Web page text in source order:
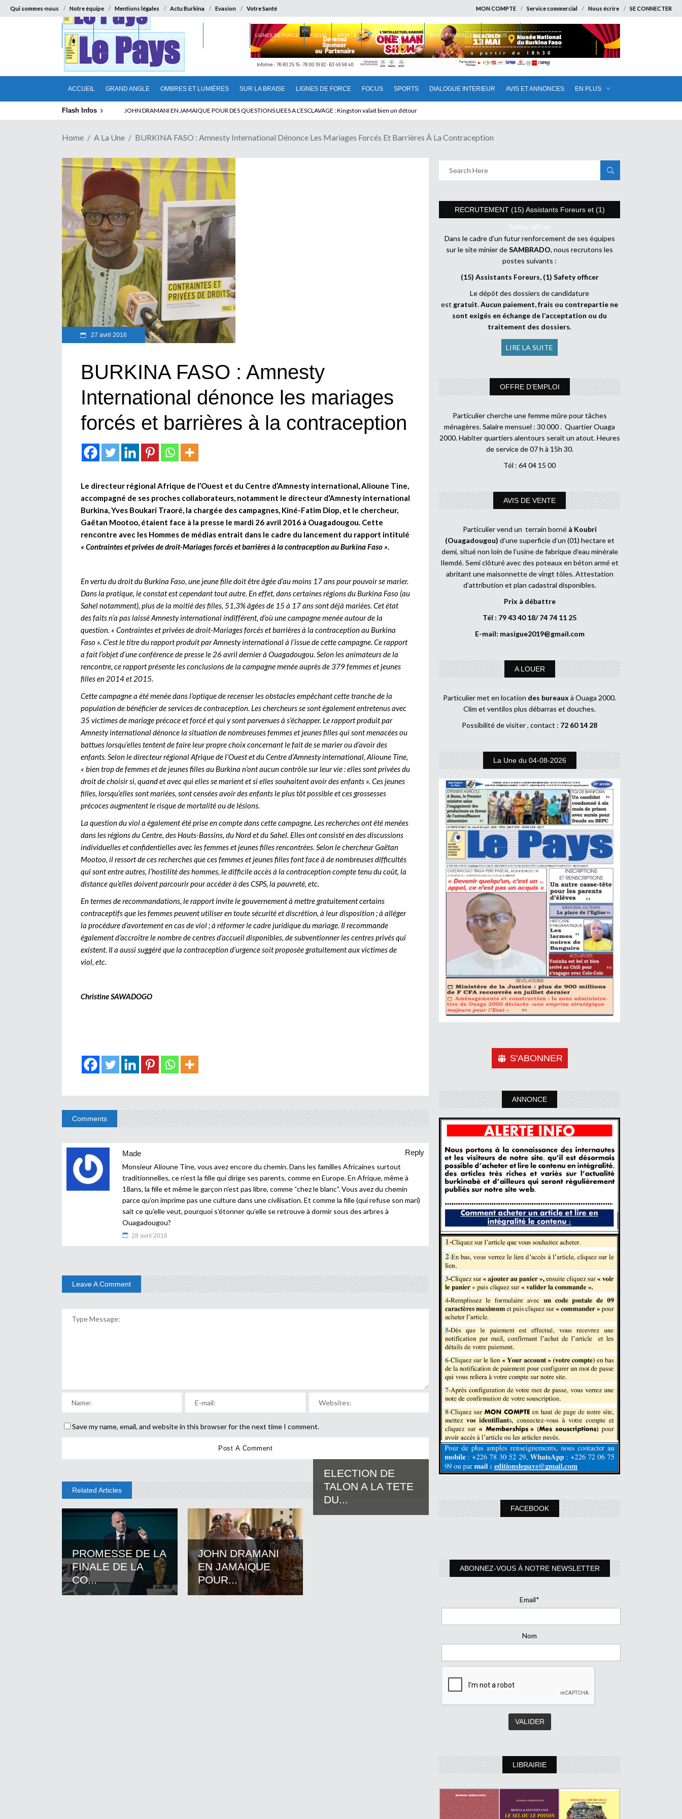
Qui sommes-nous Notre équipe Mentions légales Actu Burkina Evasion Votre Santé MON COMPTE Service commercial Nous écrire SE CONNECTER
ACCUEIL GRAND ANGLE OMBRES ET LUMIÈRES SUR LA BRAISE LIGNES DE FORCE FOCUS SPORTS DIALOGUE INTERIEUR AVIS ET ANNONCES EN PLUS
ACCUEIL GRAND ANGLE OMBRES ET LUMIÈRES LIGNES DE FORCE FOCUS SPORTS DIALOGUE INTERIEUR AVIS ET ANNONCES EN PLUS
Flash Infos ELECTION DE TALON A LA TETE DU SENAT BENINOIS : Quand Patrice quitte le pouvoir sans partir !
Home A La Une BURKINA FASO : Amnesty International Dénonce Les Mariages Forcés Et Barrières À La Contraception
27 avril 2016
BURKINA FASO : Amnesty
International dénonce les mariages
forcés et barrières à la contraception
Le directeur régional Afrique de l’Ouest et du Centre d’Amnesty international, Alioune Tine,
accompagné de ses proches collaborateurs, notamment le directeur d’Amnesty international
Burkina, Yves Boukari Traoré, la chargée des campagnes, Kiné-Fatim Diop, et le chercheur,
Gaëtan Mootoo, étaient face à la presse le mardi 26 avril 2016 à Ouagadougou. Cette
rencontre avec les Hommes de médias entrait dans le cadre du lancement du rapport intitulé
« Contraintes et privées de droit-Mariages forcés et barrières à la contraception au Burkina Faso ».
En vertu du droit du Burkina Faso, une jeune fille doit être âgée d’au moins 17 ans pour pouvoir se marier.
Dans la pratique, le constat est cependant tout autre. En effet, dans certaines régions du Burkina Faso (au
Sahel notamment), plus de la moitié des filles, 51,3% âgées de 15 à 17 ans sont déjà mariées. Cet état
des faits n’a pas laissé Amnesty international indifférent, d’où une campagne menée autour de la
question. « Contraintes et privées de droit-Mariages forcés et barrières à la contraception au Burkina
Faso ». C’est le titre du rapport produit par Amnesty international à l’issue de cette campagne. Ce rapport
a fait l’objet d’une conférence de presse le 26 avril dernier à Ouagadougou. Selon les animateurs de la
rencontre, ce rapport présente les conclusions de la campagne menée auprès de 379 femmes et jeunes
filles en 2014 et 2015.
Cette campagne a été menée dans l’optique de recenser les obstacles empêchant cette tranche de la
population de bénéficier de services de contraception. Les chercheurs se sont également entretenus avec
35 victimes de mariage précoce et forcé et qui y sont parvenues à s’échapper. Le rapport produit par
Amnesty international dénonce la situation de nombreuses femmes et jeunes filles qui sont menacées ou
battues lorsqu’elles tentent de faire leur propre choix concernant le fait de se marier ou d’avoir des
enfants. Selon le directeur régional Afrique de l’Ouest et du Centre d’Amnesty international, Alioune Tine,
« bien trop de femmes et de jeunes filles au Burkina n’ont aucun contrôle sur leur vie : elles sont privées du
droit de choisir si, quand et avec qui elles se marient et si elles souhaitent avoir des enfants ». Ces jeunes
filles, lorsqu’elles sont mariées, sont censées avoir des enfants le plus tôt possible et ces grossesses
précoces augmentent le risque de mortalité ou de lésions.
La question du viol a également été prise en compte dans cette campagne. Les recherches ont été menées
dans les régions du Centre, des Hauts-Bassins, du Nord et du Sahel. Elles ont consisté en des discussions
individuelles et confidentielles avec les femmes et jeunes filles rencontrées. Selon le chercheur Gaëtan
Mootoo, il ressort de ces recherches que ces femmes et jeunes filles font face à de nombreuses difficultés
qui sont entre autres, l’hostilité des hommes, le difficile accès à la contraception compte tenu du coût, la
distance qu’elles doivent parcourir pour accéder à des CSPS, la pauvreté, etc.
En termes de recommandations, le rapport invite le gouvernement à mettre gratuitement certains
contraceptifs que les femmes peuvent utiliser en toute sécurité et discrétion, à leur disposition ; à alléger
la procédure d’avortement en cas de viol ; à réformer le cadre juridique du mariage. Il recommande
également d’accroître le nombre de centres d’accueil disponibles, de subventionner les centres privés qui
existent. Il a aussi suggéré que la contraception d’urgence soit proposée gratuitement aux victimes de
viol, etc.
Christine SAWADOGO
Comments
Made
Reply
Monsieur Alioune Tine, vous avez encore du chemin. Dans les familles Africaines surtout
traditionnelles, ce n’est la fille qui dirige ses parents, comme en Europe. En Afrique, même à
18ans, la fille et même le garçon n’est pas libre, comme “chez le blanc”. Vous avez du chemin
parce qu’on imprime pas une culture dans une civilisation. Et comme la fille (qui refuse son mari)
sait ce qu’elle veut, pourquoi s’étonner qu’elle se retrouve à dormir sous des arbres à
Ouagadougou?
28 avril 2016
Leave A Comment
Save my name, email, and website in this browser for the next time I comment.
Related Articles
PROMESSE DE LA
FINALE DE LA
CO...
JOHN DRAMANI
EN JAMAIQUE
POUR...
ELECTION DE
TALON A LA TETE
DU...
RECRUTEMENT (15) Assistants Foreurs et (1)
Safety officer
Dans le cadre d’un futur renforcement de ses équipes
sur le site minier deSAMBRADO, nous recrutons les
postes suivants :
(15) Assistants Foreurs, (1) Safety officer
Le dépôt des dossiers de candidature
est gratuit.Aucun paiement, frais ou contrepartie ne
sont exigés en échange de l’acceptation ou du
traitement des dossiers.
LIRE LA SUITE
OFFRE D’EMPLOI
Particulier cherche une femme mûre pour tâches
ménagères. Salaire mensuel : 30 000 . Quartier Ouaga
2000. Habiter quartiers alentours serait un atout. Heures
de service de 07 h à 15h 30.
Tél : 64 04 15 00
AVIS DE VENTE
Particulier vend un terrain borné à Koubri
(Ouagadougou) d’une superficie d’un (01) hectare et
demi, situé non loin de l’usine de fabrique d’eau minérale
Ilemdé. Semi clôturé avec des poteaux en béton armé et
abritant une maisonnette de vingt tôles. Attestation
d’attribution et plan cadastral disponibles.
Prix à débattre
Tél : 79 43 40 18/ 74 74 11 25
E-mail: masigue2019@gmail.com
A LOUER
Particulier met en location des bureaux à Ouaga 2000.
Clim et ventilos plus débarras et douches.
Possibilité de visiter , contact : 72 60 14 28
La Une du 04-08-2026
S'ABONNER
ANNONCE
FACEBOOK
ABONNEZ-VOUS À NOTRE NEWSLETTER
Email*
Nom
LIBRAIRIE